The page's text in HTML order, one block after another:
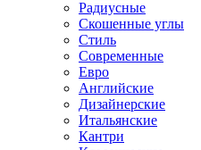
Радиусные
Скошенные углы
Стиль
Современные
Евро
Английские
Дизайнерские
Итальянские
Кантри